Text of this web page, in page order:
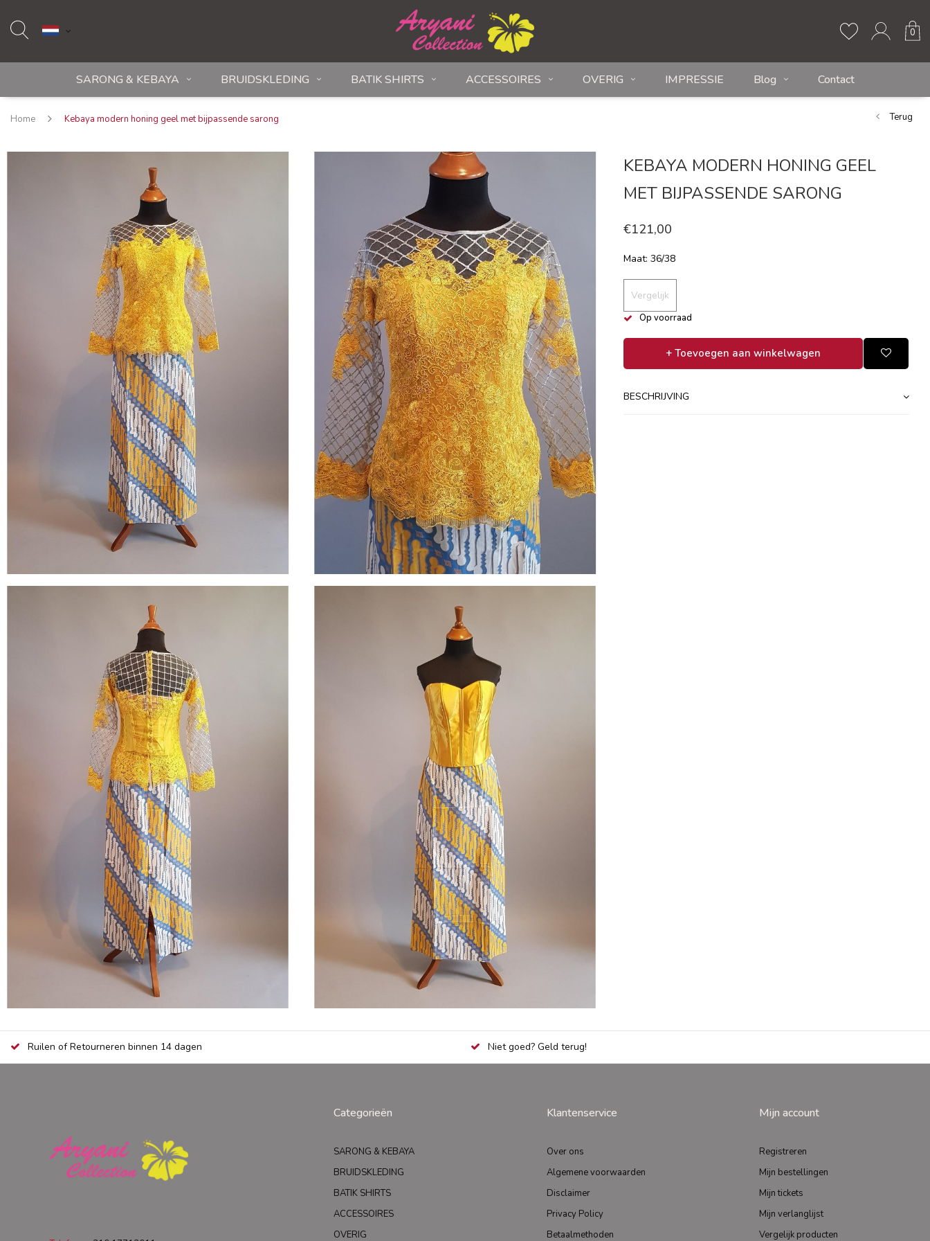
0
SARONG & KEBAYA BRUIDSKLEDING BATIK SHIRTS ACCESSOIRES OVERIG IMPRESSIE Blog Contact
Home Kebaya modern honing geel met bijpassende sarong Terug
KEBAYA MODERN HONING GEEL
MET BIJPASSENDE SARONG
€121,00
Maat: 36/38
Vergelijk
Op voorraad
+ Toevoegen aan winkelwagen
BESCHRIJVING
Ruilen of Retourneren binnen 14 dagen Niet goed? Geld terug!
Categorieën
SARONG & KEBAYA
BRUIDSKLEDING
BATIK SHIRTS
ACCESSOIRES
OVERIG
Klantenservice
Over ons
Algemene voorwaarden
Disclaimer
Privacy Policy
Betaalmethoden
Mijn account
Registreren
Mijn bestellingen
Mijn tickets
Mijn verlanglijst
Vergelijk producten